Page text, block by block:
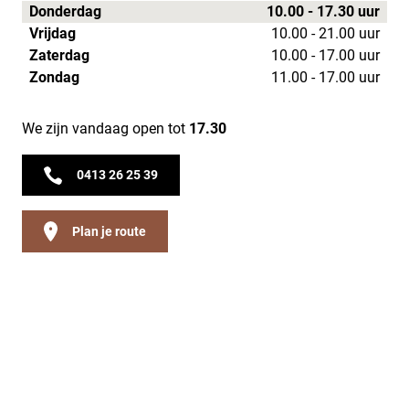
Donderdag
10.00 - 17.30 uur
Vrijdag
10.00 - 21.00 uur
Zaterdag
10.00 - 17.00 uur
Zondag
11.00 - 17.00 uur
We zijn vandaag open tot 17.30
0413 26 25 39
Plan je route